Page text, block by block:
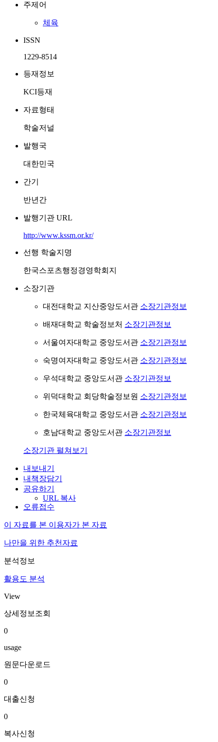
주제어
체육
ISSN
1229-8514
등재정보
KCI등재
자료형태
학술저널
발행국
대한민국
간기
반년간
발행기관 URL
http://www.kssm.or.kr/
선행 학술지명
한국스포츠행정경영학회지
소장기관
대전대학교 지산중앙도서관 소장기관정보
배재대학교 학술정보처 소장기관정보
서울여자대학교 중앙도서관 소장기관정보
숙명여자대학교 중앙도서관 소장기관정보
우석대학교 중앙도서관 소장기관정보
위덕대학교 회당학술정보원 소장기관정보
한국체육대학교 중앙도서관 소장기관정보
호남대학교 중앙도서관 소장기관정보
소장기관 펼쳐보기
내보내기
내책장담기
공유하기
URL 복사
오류접수
이 자료를 본 이용자가 본 자료
나만을 위한 추천자료
분석정보
활용도 분석
View
상세정보조회
0
usage
원문다운로드
0
대출신청
0
복사신청